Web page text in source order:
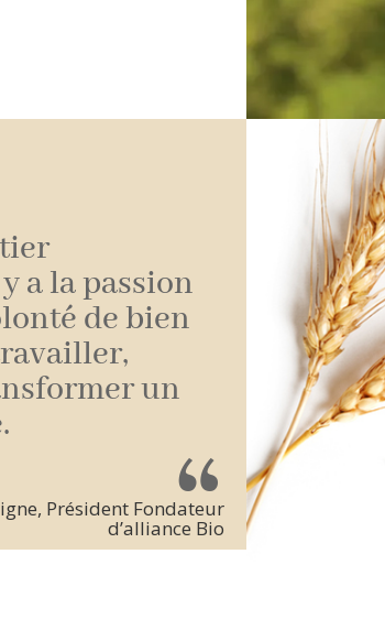
a la passion
de bien
un
“
Président Fondateur
d’alliance Bio